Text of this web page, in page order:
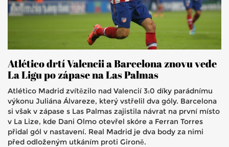
Atlético drtí Valencii a Barcelona znovu vede
La Ligu po zápase na Las Palmas
Atlético Madrid zvítězilo nad Valencií 3:0 díky parádnímu
výkonu Juliána Álvareze, který vstřelil dva góly. Barcelona
si však v zápase s Las Palmas zajistila návrat na první místo
v La Lize, kde Dani Olmo otevřel skóre a Ferran Torres
přidal gól v nastavení. Real Madrid je dva body za nimi
před odloženým utkáním proti Gironě.